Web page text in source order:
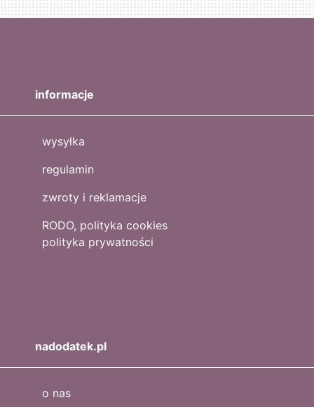
informacje
wysyłka
regulamin
zwroty i reklamacje
RODO, polityka cookies
polityka prywatności
nadodatek.pl
o nas